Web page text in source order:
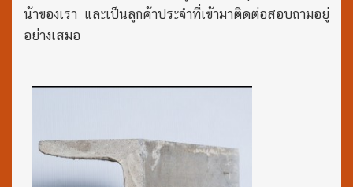
น้าของเรา และเป็นลูกค้าประจำที่เข้ามาติดต่อสอบถามอยู่
อย่างเสมอ